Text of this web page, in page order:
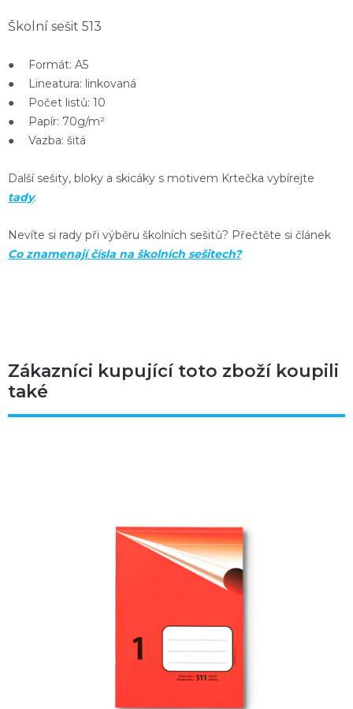
Školní sešit 513
● Formát: A5
● Lineatura: linkovaná
● Počet listů: 10
● Papír: 70g/m²
● Vazba: šitá
Další sešity, bloky a skicáky s motivem Krtečka vybírejte
tady.
Nevíte si rady při výběru školních sešitů? Přečtěte si článek
Co znamenají čísla na školních sešitech?
Zákazníci kupující toto zboží koupili
také